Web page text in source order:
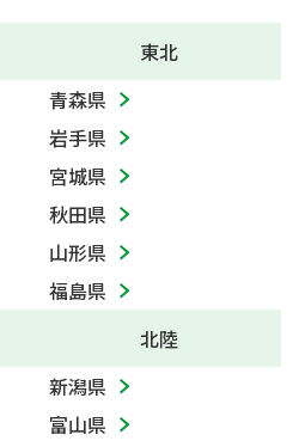
東北
青森県
岩手県
宮城県
秋田県
山形県
福島県
北陸
新潟県
富山県